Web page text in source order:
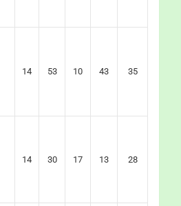
14 53 10 43 35
14 30 17 13 28